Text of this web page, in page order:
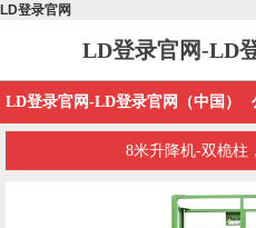
LD登录官网
LD登录官网-LD
LD登录官网-LD登录官网（中国）
8米升降机-双桅柱